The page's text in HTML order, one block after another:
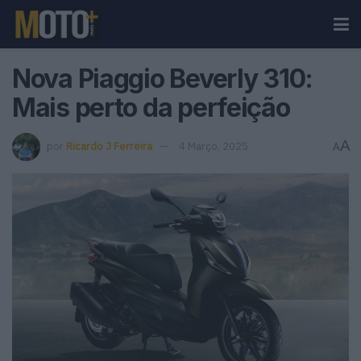
Nova Piaggio Beverly 310:
Mais perto da perfeição
por Ricardo J Ferreira 4 Março, 2025 AA